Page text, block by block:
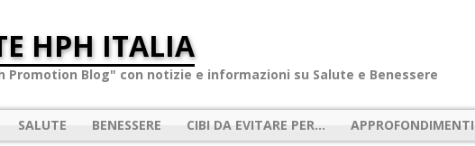
HPH ITALIA
Promotion Blog" con notizie e informazioni su Salute e Benessere
SALUTE BENESSERE CIBI DA EVITARE PER… APPROFONDIMENTI